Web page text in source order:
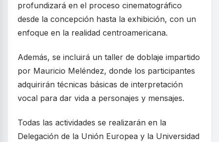
profundizará en el proceso cinematográfico
desde la concepción hasta la exhibición, con un
enfoque en la realidad centroamericana.
Además, se incluirá un taller de doblaje impartido
por Mauricio Meléndez, donde los participantes
adquirirán técnicas básicas de interpretación
vocal para dar vida a personajes y mensajes.
Todas las actividades se realizarán en la
Delegación de la Unión Europea y la Universidad